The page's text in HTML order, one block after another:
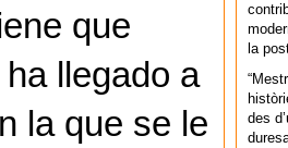
que
llegado a
la que se le
la
des